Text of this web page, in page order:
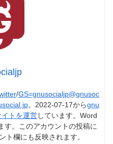
/GS=gnusocialjp@gnusoc
。2022-07-17からgnu
イトを運営しています。Word
す。このアカウントの投稿に
ト欄にも反映されます。